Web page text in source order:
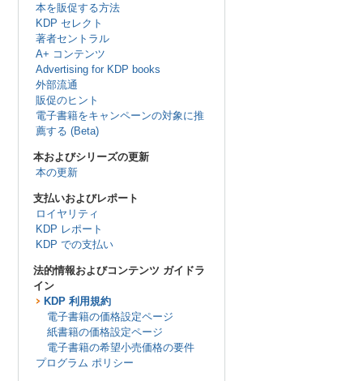
本を販促する方法
KDP セレクト
著者セントラル
A+ コンテンツ
Advertising for KDP books
外部流通
販促のヒント
電子書籍をキャンペーンの対象に推
薦する (Beta)
本およびシリーズの更新
本の更新
支払いおよびレポート
ロイヤリティ
KDP レポート
KDP での支払い
法的情報およびコンテンツ ガイドラ
イン
KDP 利用規約
電子書籍の価格設定ページ
紙書籍の価格設定ページ
電子書籍の希望小売価格の要件
プログラム ポリシー